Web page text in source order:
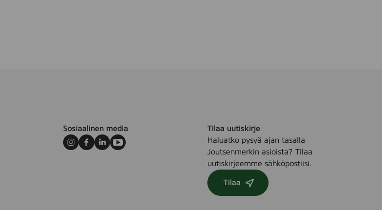
Sosiaalinen media
Instagram
Facebook
LinkedInYoutube
Tilaa uutiskirje
Haluatko pysyä ajan tasalla
Joutsenmerkin asioista? Tilaa
uutiskirjeemme sähköpostiisi.
Tilaa